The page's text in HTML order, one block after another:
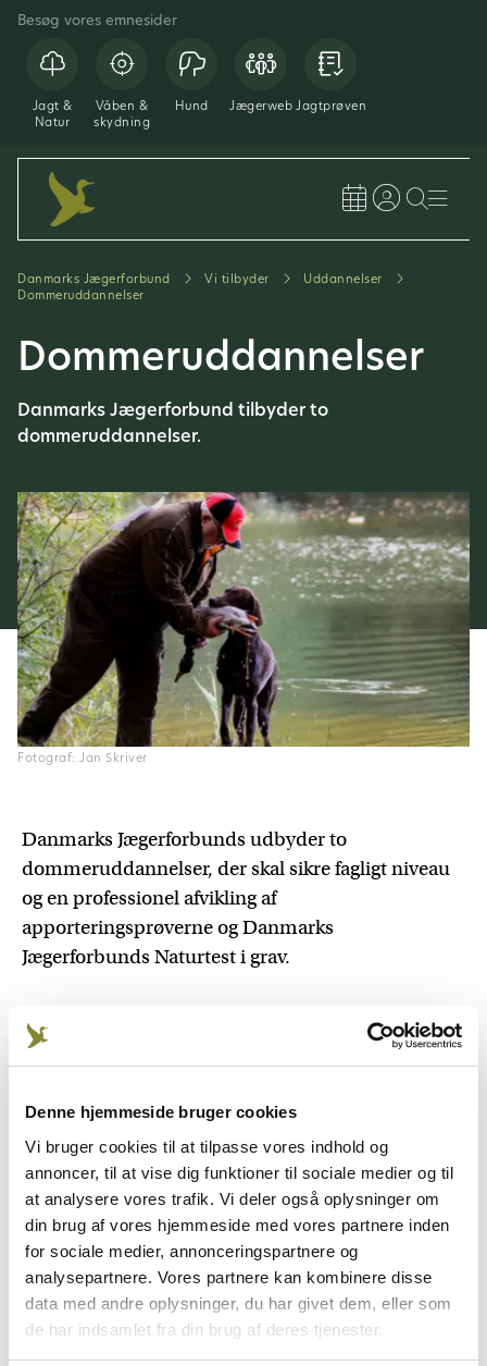
Denne hjemmeside bruger cookies
Vi bruger cookies til at tilpasse vores indhold og
annoncer, til at vise dig funktioner til sociale medier og til
at analysere vores trafik. Vi deler også oplysninger om
din brug af vores hjemmeside med vores partnere inden
for sociale medier, annonceringspartnere og
analysepartnere. Vores partnere kan kombinere disse
data med andre oplysninger, du har givet dem, eller som
de har indsamlet fra din brug af deres tjenester.
Besøg vores emnesider
Jagt &
Natur
Våben &
skydning
Hund Jægerweb Jagtprøven
Danmarks Jægerforbund Vi tilbyder
Uddannelser
Dommeruddannelser
Dommeruddannelser
Danmarks Jægerforbund tilbyder to
dommeruddannelser.
Fotograf: Jan Skriver
Danmarks Jægerforbunds udbyder to
dommeruddannelser, der skal sikre fagligt niveau
og en professionel afvikling af
apporteringsprøverne og Danmarks
Jægerforbunds Naturtest i grav.
Apporteringsdommer
Vil du være med til at sikre et højt fagligt
niveau ved apporteringsprøverne? Som
dommer er du med til at skabe gode og
retfærdige rammer for prøverne. Vi søger
medlemmer af Danmarks Jægerforbund og
Dansk Kennel Klub med gode
samarbejdsevner, beslutningskraft og lyst til
at tage ansvar.